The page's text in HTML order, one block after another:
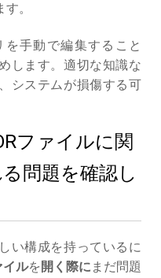
。
手動で編集すること
します。適切な知識な
システムが損傷する可
ファイルに関
問題を確認し
い構成を持っているに
イルを 開く際に まだ問題